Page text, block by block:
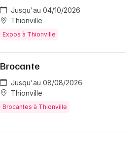
Jusqu'au 04/10/2026
Thionville
Expos à Thionville
Brocante
Jusqu'au 08/08/2026
Thionville
Brocantes à Thionville